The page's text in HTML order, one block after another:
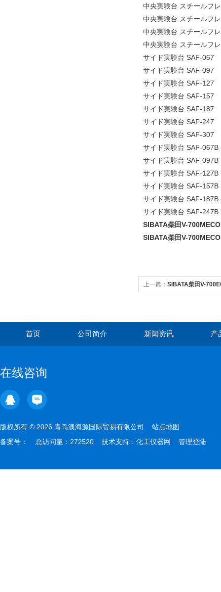
中央実験台 スチールフ
中央実験台 スチールフ
中央実験台 スチールフ
中央実験台 スチールフ
サイド実験台 SAF-067
サイド実験台 SAF-097
サイド実験台 SAF-127
サイド実験台 SAF-157
サイド実験台 SAF-187
サイド実験台 SAF-247
サイド実験台 SAF-307
サイド実験台 SAF-067B
サイド実験台 SAF-097B
サイド実験台 SAF-127B
サイド実験台 SAF-157B
サイド実験台 SAF-187B
サイド実験台 SAF-247B
SIBATA柴田V-
SIBATA柴田V-
上一篇： SIBATA柴田V-
首页 公司简介 新闻资讯 产
在线咨询
版权所有 © 2026 青岛澳海源国际贸易有限公司 站点地图
备案号：
总访问量：272520 技术支持： 化工仪器网 管理登陆